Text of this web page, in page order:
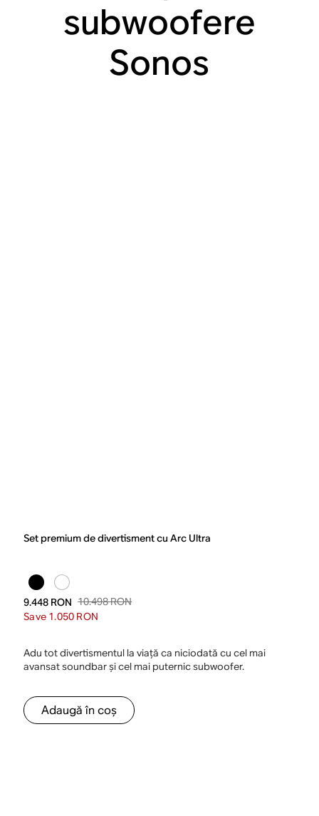
subwoofere
Sonos
Set premium de divertisment cu Arc Ultra
9.448 RON 10.498 RON
Save 1.050 RON
Adu tot divertismentul la viață ca niciodată cu cel mai
avansat soundbar și cel mai puternic subwoofer.
Adaugă în coș